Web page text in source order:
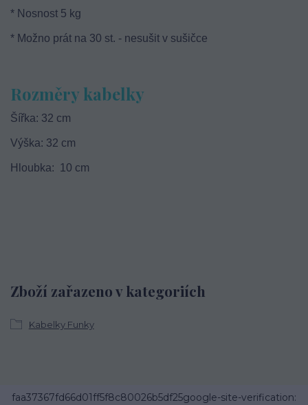
* Nosnost 5 kg
* Možno prát na 30 st. - nesušit v sušičce
Rozměry kabelky
Šířka: 32 cm
Výška: 32 cm
Hloubka: 10 cm
Zboží zařazeno v kategoriích
Kabelky Funky
faa37367fd66d01ff5f8c80026b5df25google-site-verification: